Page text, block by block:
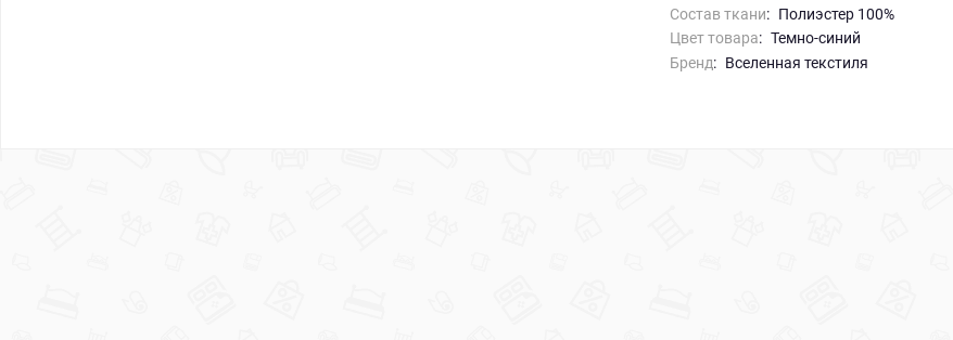
Состав ткани:
Полиэстер 100%
Цвет товара:
темно-синий
Бренд: Вселенная текстиля